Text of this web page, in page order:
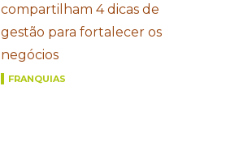
compartilham 4 dicas de
gestão para fortalecer os
negócios
FRANQUIAS